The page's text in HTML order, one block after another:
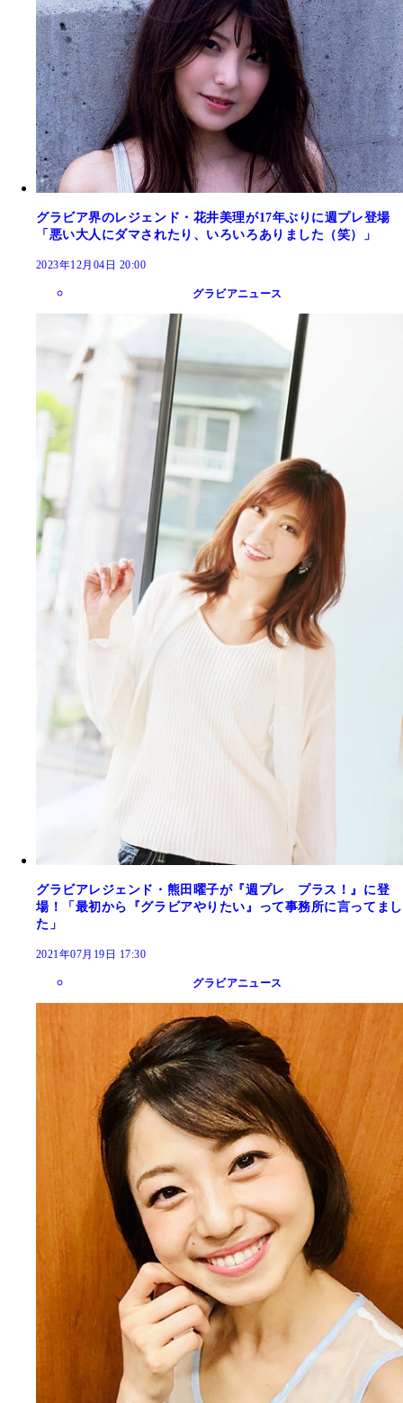
グラビア界のレジェンド・花井美理が17年ぶりに週プレ登場
「悪い大人にダマされたり、いろいろありました（笑）」
2023年12月04日 20:00
グラビアニュース
グラビアレジェンド・熊田曜子が『週プレ プラス！』に登
場！「最初から『グラビアやりたい』って事務所に言ってまし
た」
2021年07月19日 17:30
グラビアニュース